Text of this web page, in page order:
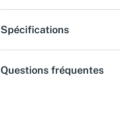
Spécifications
Questions fréquentes